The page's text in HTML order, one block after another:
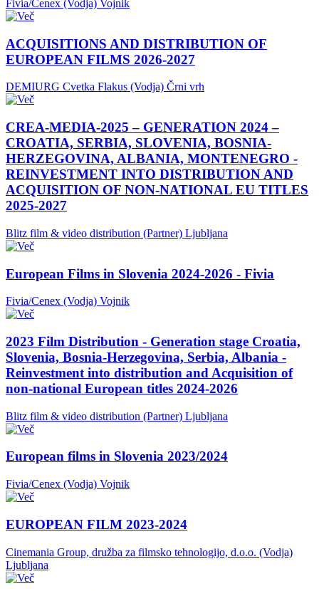
Fivia/Cenex (Vodja) Vojnik
ACQUISITIONS AND DISTRIBUTION OF
EUROPEAN FILMS 2026-2027
DEMIURG Cvetka Flakus (Vodja) Črni vrh
CREA-MEDIA-2025 – GENERATION 2024 –
CROATIA, SERBIA, SLOVENIA, BOSNIA-
HERZEGOVINA, ALBANIA, MONTENEGRO -
REINVESTMENT INTO DISTRIBUTION AND
ACQUISITION OF NON-NATIONAL EU TITLES
2025-2027
Blitz film & video distribution (Partner) Ljubljana
European Films in Slovenia 2024-2026 - Fivia
Fivia/Cenex (Vodja) Vojnik
2023 Film Distribution - Generation stage Croatia,
Slovenia, Bosnia-Herzegovina, Serbia, Albania -
Reinvestment into distribution and Acquisition of
non-national European titles 2024-2026
Blitz film & video distribution (Partner) Ljubljana
European films in Slovenia 2023/2024
Fivia/Cenex (Vodja) Vojnik
EUROPEAN FILM 2023-2024
Cinemania Group, družba za filmsko tehnologijo, d.o.o. (Vodja)
Ljubljana